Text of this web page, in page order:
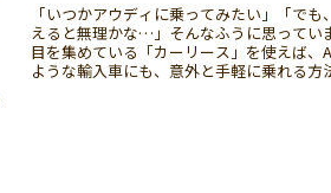
「いつかアウディに乗ってみたい」「で
えると無理かな…」そんなふうに思ってい
目を集めている「カーリース」を使えば、
ような輸入車にも、意外と手軽に乗れる方